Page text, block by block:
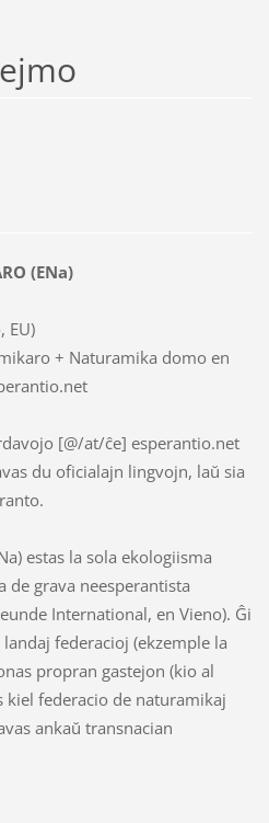
(ENa)
EU)
+ Naturamika domo en
[@/at/ĉe] esperantio.net
du oficialajn lingvojn, laŭ sia
estas la sola ekologiisma
de grava neesperantista
International, en Vieno). Ĝi
federacioj (ekzemple la
propran gastejon (kio al
kiel federacio de naturamikaj
ankaŭ transnacian